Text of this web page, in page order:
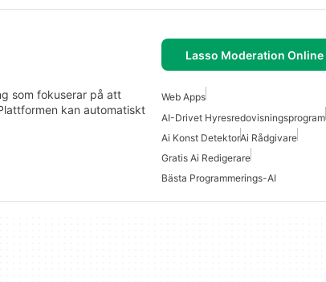
Lasso Moderation Online
som fokuserar på att
kan automatiskt
Web Apps
AI-Drivet Hyresredovisningsprogram
Ai Konst DetektorAi Rådgivare
Gratis Ai Redigerare
Bästa Programmerings-AI